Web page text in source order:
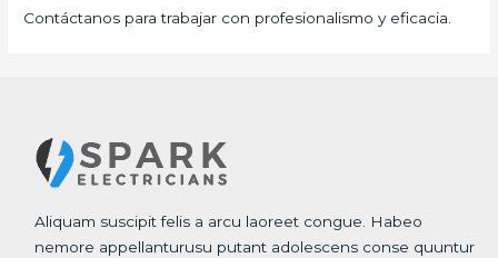
Contáctanos para trabajar con profesionalismo y eficacia.
Aliquam suscipit felis a arcu laoreet congue. Habeo
nemore appellanturusu putant adolescens conse quuntur